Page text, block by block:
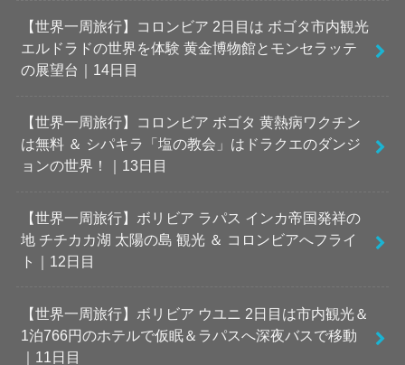
【世界一周旅行】コロンビア 2日目は ボゴタ市内観光
エルドラドの世界を体験 黄金博物館とモンセラッテ
の展望台｜14日目
【世界一周旅行】コロンビア ボゴタ 黄熱病ワクチン
は無料 ＆ シパキラ「塩の教会」はドラクエのダンジ
ョンの世界！｜13日目
【世界一周旅行】ボリビア ラパス インカ帝国発祥の
地 チチカカ湖 太陽の島 観光 ＆ コロンビアへフライ
ト｜12日目
【世界一周旅行】ボリビア ウユニ 2日目は市内観光＆
1泊766円のホテルで仮眠＆ラパスへ深夜バスで移動
｜11日目